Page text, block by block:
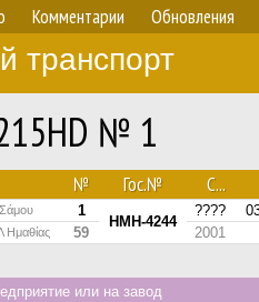
Комментарии Обновления
транспорт
№ 1
№ Гос.№ С...
1
HMH-4244
????
Ημαθίας 59 2001
или на завод